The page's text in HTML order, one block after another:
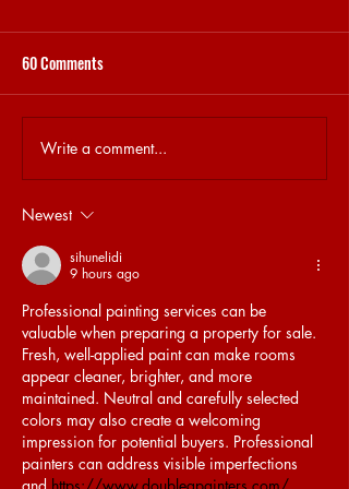
STEKJES & GESPREKJES
60 Comments
Write a comment...
Newest
sihunelidi
9 hours ago
Professional painting services can be
valuable when preparing a property for sale.
Fresh, well-applied paint can make rooms
appear cleaner, brighter, and more
maintained. Neutral and carefully selected
colors may also create a welcoming
impression for potential buyers. Professional
painters can address visible imperfections